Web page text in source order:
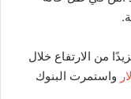
من الارتفاع خلال
واستمرت البنوك